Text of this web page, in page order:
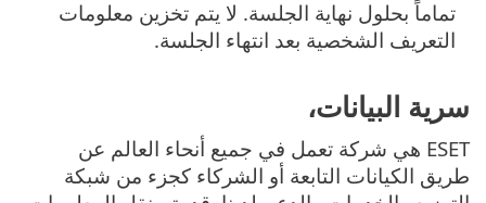
تماماً بحلول نهاية الجلسة. لا يتم تخزين معلومات
التعريف الشخصية بعد انتهاء الجلسة.
سرية البيانات،
ESET هي شركة تعمل في جميع أنحاء العالم عن
طريق الكيانات التابعة أو الشركاء كجزء من شبكة